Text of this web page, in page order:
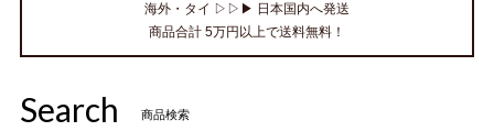
海外・タイ ▷▷▶ 日本国内へ発送
商品合計 5万円以上で送料無料！
Search 商品検索